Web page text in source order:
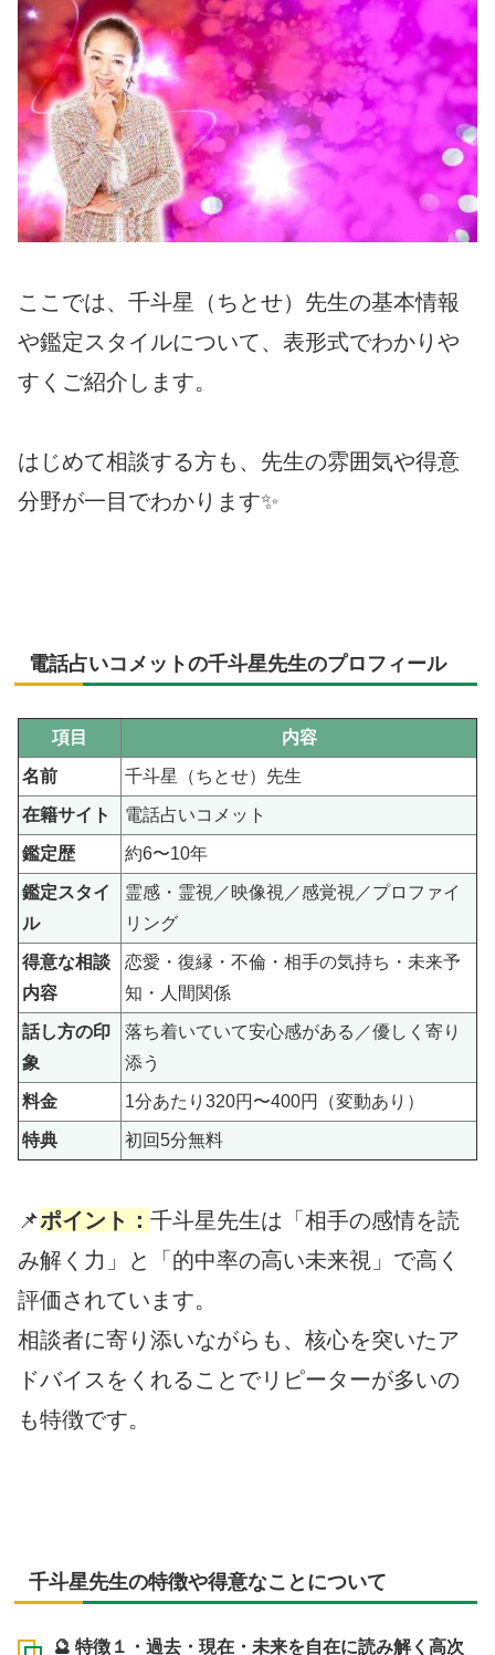
ここでは、千斗星（ちとせ）先生の基本情報
や鑑定スタイルについて、表形式でわかりや
すくご紹介します。
はじめて相談する方も、先生の雰囲気や得意
分野が一目でわかります✨
電話占いコメットの千斗星先生のプロフィール
項目 内容
名前 千斗星（ちとせ）先生
在籍サイト 電話占いコメット
鑑定歴 約6〜10年
鑑定スタイ
ル
霊感・霊視／映像視／感覚視／プロファイ
リング
得意な相談
内容
恋愛・復縁・不倫・相手の気持ち・未来予
知・人間関係
話し方の印
象
落ち着いていて安心感がある／優しく寄り
添う
料金 1分あたり320円〜400円（変動あり）
特典 初回5分無料
📌ポイント： 千斗星先生は「相手の感情を読
み解く力」と「的中率の高い未来視」で高く
評価されています。
相談者に寄り添いながらも、核心を突いたア
ドバイスをくれることでリピーターが多いの
も特徴です。
千斗星先生の特徴や得意なことについて
🔮 特徴１・過去・現在・未来を自在に読み解く高次